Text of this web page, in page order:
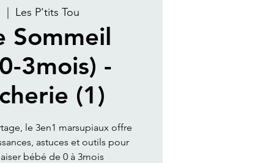
Les P'tits Tou
Sommeil
3mois) -
(1)
le 3en1 marsupiaux offre
astuces et outils pour
bébé de 0 à 3mois